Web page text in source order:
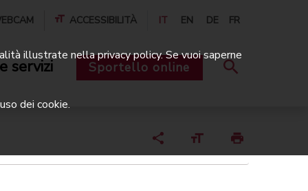
ACCESSIBILITÀ IT EN DE FR
servizi Sportello online
illustrate nella privacy policy. Se vuoi saperne
dei cookie.